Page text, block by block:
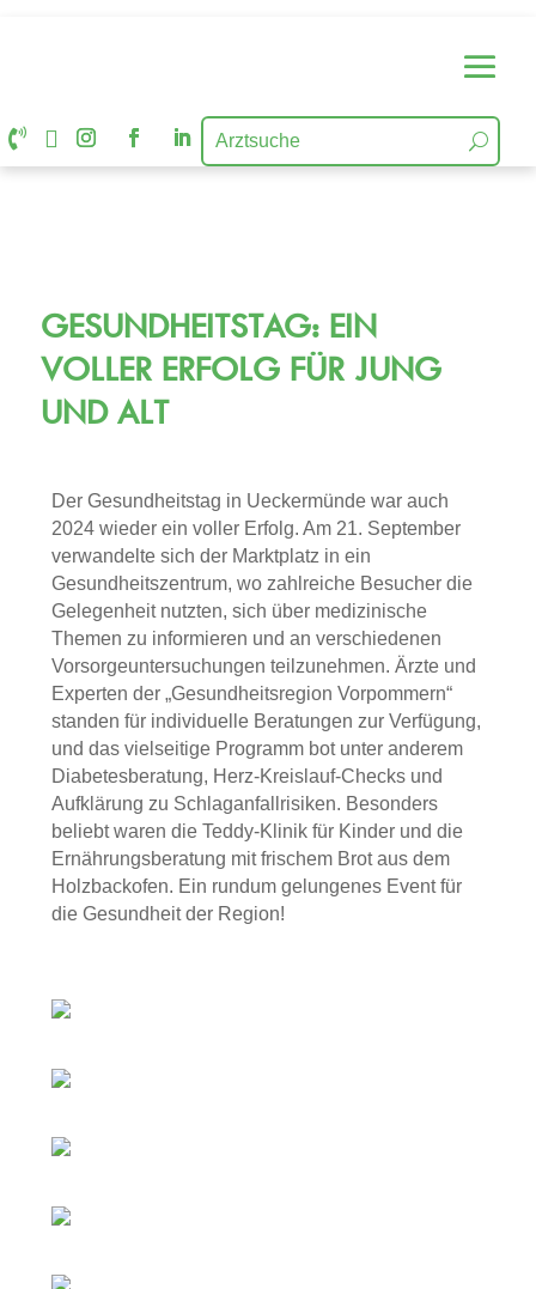
 
GESUNDHEITSTAG: EIN
VOLLER ERFOLG FÜR JUNG
UND ALT
Der Gesundheitstag in Ueckermünde war auch
2024 wieder ein voller Erfolg. Am 21. September
verwandelte sich der Marktplatz in ein
Gesundheitszentrum, wo zahlreiche Besucher die
Gelegenheit nutzten, sich über medizinische
Themen zu informieren und an verschiedenen
Vorsorgeuntersuchungen teilzunehmen. Ärzte und
Experten der „Gesundheitsregion Vorpommern“
standen für individuelle Beratungen zur Verfügung,
und das vielseitige Programm bot unter anderem
Diabetesberatung, Herz-Kreislauf-Checks und
Aufklärung zu Schlaganfallrisiken. Besonders
beliebt waren die Teddy-Klinik für Kinder und die
Ernährungsberatung mit frischem Brot aus dem
Holzbackofen. Ein rundum gelungenes Event für
die Gesundheit der Region!